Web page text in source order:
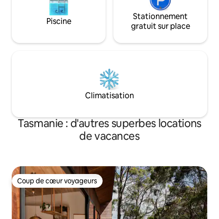
Piscine
Stationnement
gratuit sur place
Climatisation
Tasmanie : d'autres superbes locations
de vacances
Coup de cœur voyageurs
Coup de cœur voyageurs